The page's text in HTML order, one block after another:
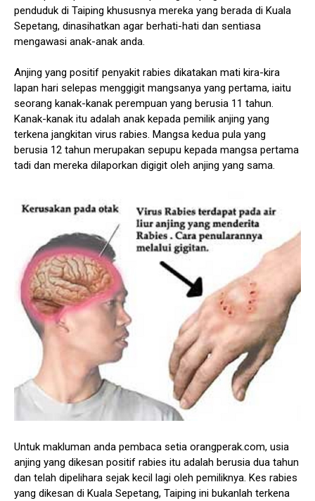
penduduk di Taiping khususnya mereka yang berada di Kuala
Sepetang, dinasihatkan agar berhati-hati dan sentiasa
mengawasi anak-anak anda.
Anjing yang positif penyakit rabies dikatakan mati kira-kira
lapan hari selepas menggigit mangsanya yang pertama, iaitu
seorang kanak-kanak perempuan yang berusia 11 tahun.
Kanak-kanak itu adalah anak kepada pemilik anjing yang
terkena jangkitan virus rabies. Mangsa kedua pula yang
berusia 12 tahun merupakan sepupu kepada mangsa pertama
tadi dan mereka dilaporkan digigit oleh anjing yang sama.
Untuk makluman anda pembaca setia orangperak.com, usia
anjing yang dikesan positif rabies itu adalah berusia dua tahun
dan telah dipelihara sejak kecil lagi oleh pemiliknya. Kes rabies
yang dikesan di Kuala Sepetang, Taiping ini bukanlah terkena